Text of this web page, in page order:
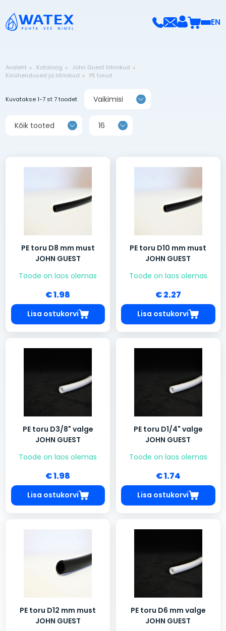
EN
Avaleht Kataloog
John Guest liitmikud
Kiirühendused ja liitmikud
PE torud
Kuvatakse 1-7 st 7 toodet Vaikimisi
Kõik tooted 16
PE toru D8 mm must
JOHN GUEST
Toode on laos olemas
€ 1.98
Lisa ostukorvi
PE toru D10 mm must
JOHN GUEST
Toode on laos olemas
€ 2.27
Lisa ostukorvi
PE toru D3/8" valge
JOHN GUEST
Toode on laos olemas
€ 1.98
Lisa ostukorvi
PE toru D1/4" valge
JOHN GUEST
Toode on laos olemas
€ 1.74
Lisa ostukorvi
PE toru D12 mm must
JOHN GUEST
PE toru D6 mm valge
JOHN GUEST